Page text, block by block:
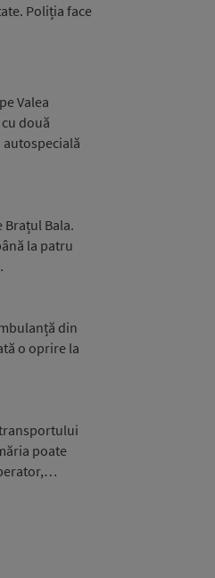
Poliția face
Valea
două
autospecială
Bala.
la patru
din
o oprire la
poate